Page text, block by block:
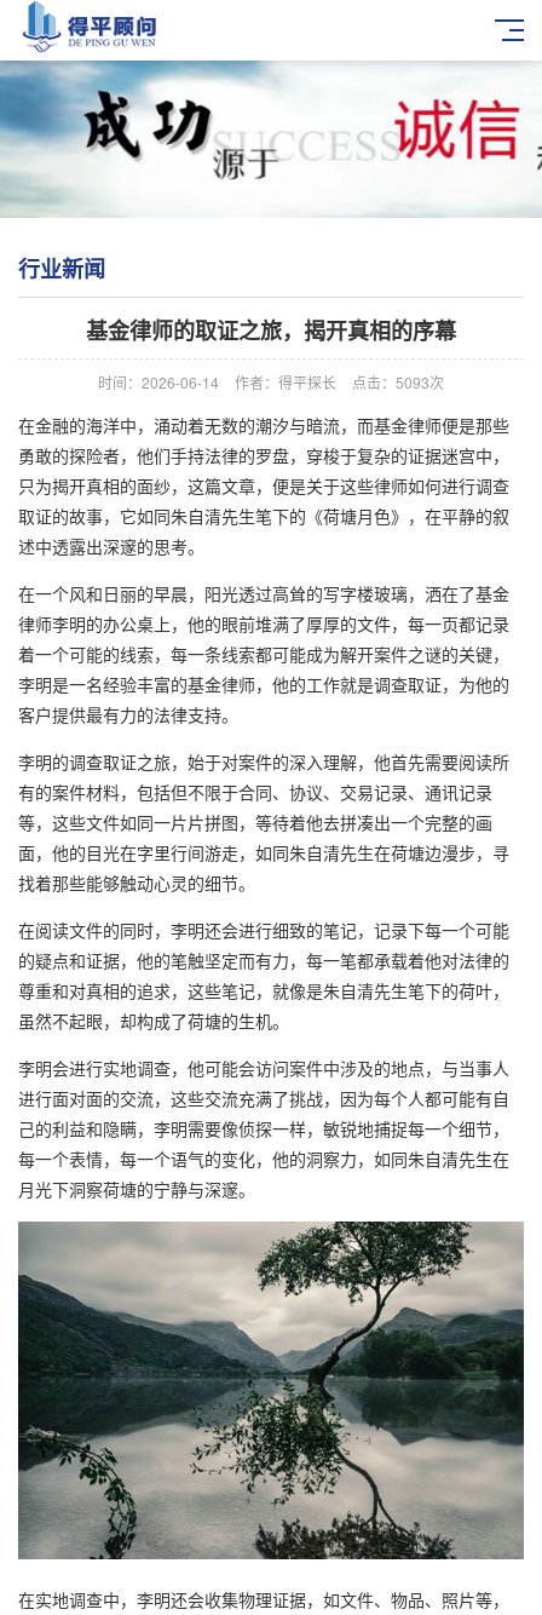
行业新闻
基金律师的取证之旅，揭开真相的序幕
时间：2026-06-14 作者：得平探长 点击：5093次
在金融的海洋中，涌动着无数的潮汐与暗流，而基金律师便是那些
勇敢的探险者，他们手持法律的罗盘，穿梭于复杂的证据迷宫中，
只为揭开真相的面纱，这篇文章，便是关于这些律师如何进行调查
取证的故事，它如同朱自清先生笔下的《荷塘月色》，在平静的叙
述中透露出深邃的思考。
在一个风和日丽的早晨，阳光透过高耸的写字楼玻璃，洒在了基金
律师李明的办公桌上，他的眼前堆满了厚厚的文件，每一页都记录
着一个可能的线索，每一条线索都可能成为解开案件之谜的关键，
李明是一名经验丰富的基金律师，他的工作就是调查取证，为他的
客户提供最有力的法律支持。
李明的调查取证之旅，始于对案件的深入理解，他首先需要阅读所
有的案件材料，包括但不限于合同、协议、交易记录、通讯记录
等，这些文件如同一片片拼图，等待着他去拼凑出一个完整的画
面，他的目光在字里行间游走，如同朱自清先生在荷塘边漫步，寻
找着那些能够触动心灵的细节。
在阅读文件的同时，李明还会进行细致的笔记，记录下每一个可能
的疑点和证据，他的笔触坚定而有力，每一笔都承载着他对法律的
尊重和对真相的追求，这些笔记，就像是朱自清先生笔下的荷叶，
虽然不起眼，却构成了荷塘的生机。
李明会进行实地调查，他可能会访问案件中涉及的地点，与当事人
进行面对面的交流，这些交流充满了挑战，因为每个人都可能有自
己的利益和隐瞒，李明需要像侦探一样，敏锐地捕捉每一个细节，
每一个表情，每一个语气的变化，他的洞察力，如同朱自清先生在
月光下洞察荷塘的宁静与深邃。
在实地调查中，李明还会收集物理证据，如文件、物品、照片等，